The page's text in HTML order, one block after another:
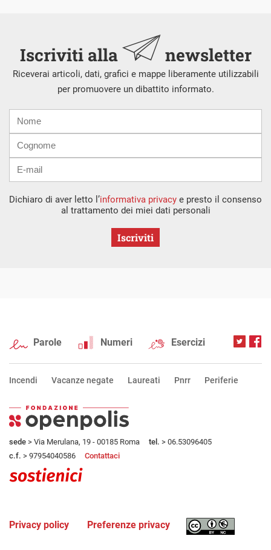
Iscriviti alla newsletter
Riceverai articoli, dati, grafici e mappe liberamente utilizzabili
per promuovere un dibattito informato.
mail
Dichiaro di aver letto l’informativa privacy e presto il consenso
al trattamento dei miei dati personali
Iscriviti
Parole Numeri Esercizi
Incendi Vacanze negate Laureati Pnrr Periferie
sede > Via Merulana, 19 - 00185 Roma tel. > 06.53096405
c.f. > 97954040586 Contattaci
Privacy policy Preferenze privacy